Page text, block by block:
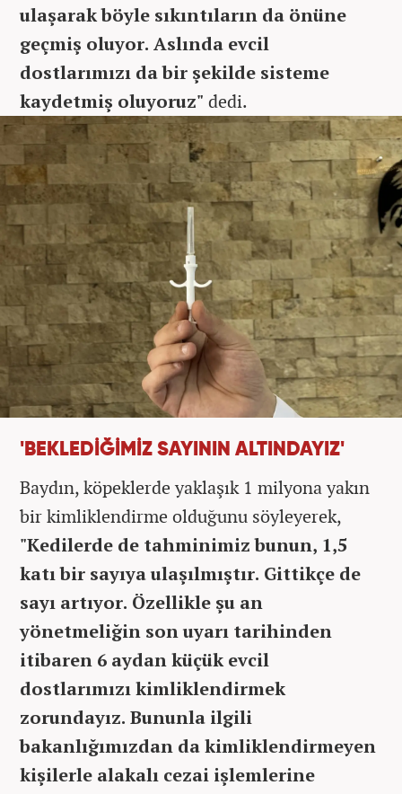
ulaşarak böyle sıkıntıların da önüne
geçmiş oluyor. Aslında evcil
dostlarımızı da bir şekilde sisteme
kaydetmiş oluyoruz" dedi.
'BEKLEDİĞİMİZ SAYININ ALTINDAYIZ'
Baydın, köpeklerde yaklaşık 1 milyona yakın
bir kimliklendirme olduğunu söyleyerek,
"Kedilerde de tahminimiz bunun, 1,5
katı bir sayıya ulaşılmıştır. Gittikçe de
sayı artıyor. Özellikle şu an
yönetmeliğin son uyarı tarihinden
itibaren 6 aydan küçük evcil
dostlarımızı kimliklendirmek
zorundayız. Bununla ilgili
bakanlığımızdan da kimliklendirmeyen
kişilerle alakalı cezai işlemlerine